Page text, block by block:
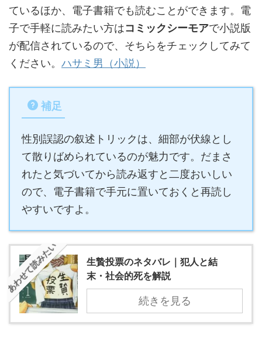
ているほか、電子書籍でも読むことができます。電
子で手軽に読みたい方はコミックシーモアで小説版
が配信されているので、そちらをチェックしてみて
ください。 ハサミ男（小説）
補足
性別誤認の叙述トリックは、細部が伏線とし
て散りばめられているのが魅力です。だまさ
れたと気づいてから読み返すと二度おいしい
ので、電子書籍で手元に置いておくと再読し
やすいですよ。
あわせて読みたい
生贄投票のネタバレ｜犯人と結
末・社会的死を解説
続きを見る